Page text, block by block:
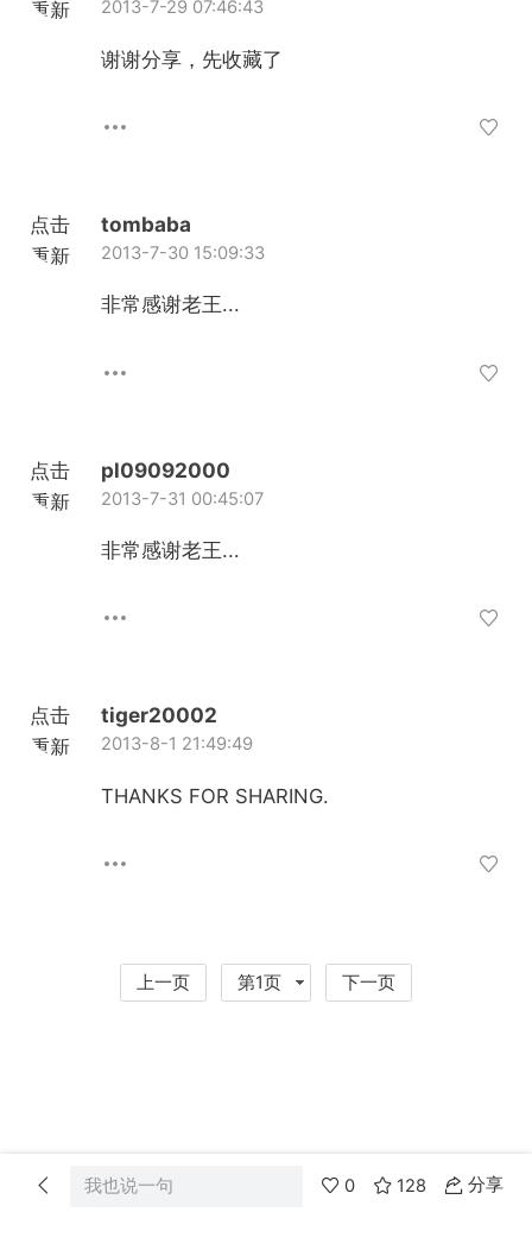
重新
2013-7-29 07:46:43
谢谢分享，先收藏了
点击
重新
tombaba
2013-7-30 15:09:33
非常感谢老王...
点击
重新
pl09092000
2013-7-31 00:45:07
非常感谢老王...
点击
重新
tiger20002
2013-8-1 21:49:49
THANKS FOR SHARING.
我也说一句 0 128 分享
上一页 第1页 下一页